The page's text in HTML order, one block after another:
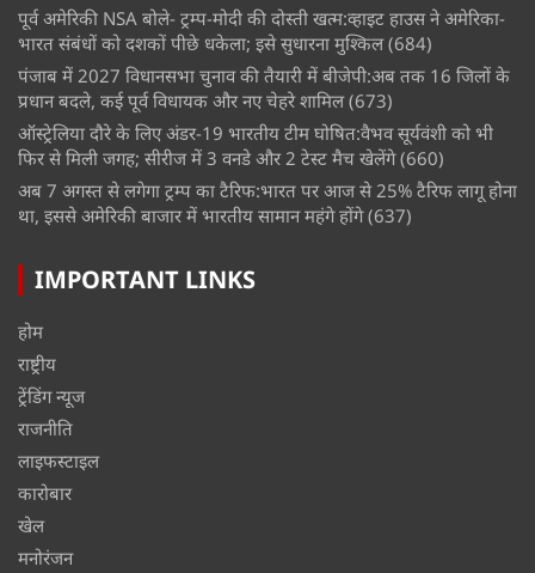
पूर्व अमेरिकी NSA बोले- ट्रम्प-मोदी की दोस्ती खत्म:व्हाइट हाउस ने अमेरिका-
भारत संबंधों को दशकों पीछे धकेला; इसे सुधारना मुश्किल (684)
पंजाब में 2027 विधानसभा चुनाव की तैयारी में बीजेपी:अब तक 16 जिलों के
प्रधान बदले, कई पूर्व विधायक और नए चेहरे शामिल (673)
ऑस्ट्रेलिया दौरे के लिए अंडर-19 भारतीय टीम घोषित:वैभव सूर्यवंशी को भी
फिर से मिली जगह; सीरीज में 3 वनडे और 2 टेस्ट मैच खेलेंगे (660)
अब 7 अगस्त से लगेगा ट्रम्प का टैरिफ:भारत पर आज से 25% टैरिफ लागू होना
था, इससे अमेरिकी बाजार में भारतीय सामान महंगे होंगे (637)
IMPORTANT LINKS
होम
राष्ट्रीय
ट्रेंडिंग न्यूज
राजनीति
लाइफस्टाइल
कारोबार
खेल
मनोरंजन